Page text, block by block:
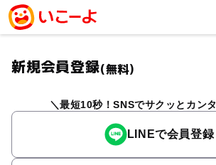
新規会員登録(無料)
最短10秒！SNSでサクッとカン
LINEで会員登録